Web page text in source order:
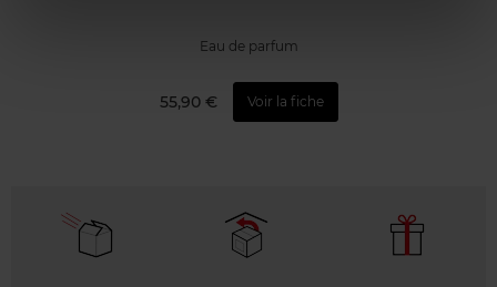
Eau de parfum
55,90 € Voir la fiche